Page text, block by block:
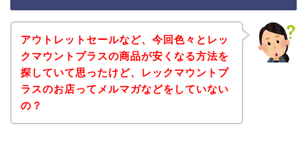
アウトレットセールなど、今回色々とレッ
クマウントプラスの商品が安くなる方法を
探していて思ったけど、レックマウントプ
ラスのお店ってメルマガなどをしていない
の？